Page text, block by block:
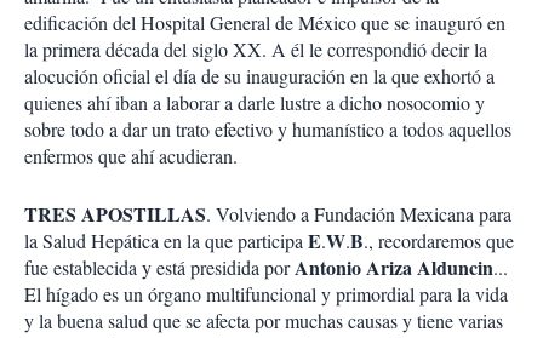
edificación del Hospital General de México que se inauguró en
la primera década del siglo XX. A él le correspondió decir la
alocución oficial el día de su inauguración en la que exhortó a
quienes ahí iban a laborar a darle lustre a dicho nosocomio y
sobre todo a dar un trato efectivo y humanístico a todos aquellos
enfermos que ahí acudieran.
TRES APOSTILLAS. Volviendo a Fundación Mexicana para
la Salud Hepática en la que participa E.W.B., recordaremos que
fue establecida y está presidida porAntonio Ariza Alduncin...
El hígado es un órgano multifuncional y primordial para la vida
y la buena salud que se afecta por muchas causas y tiene varias